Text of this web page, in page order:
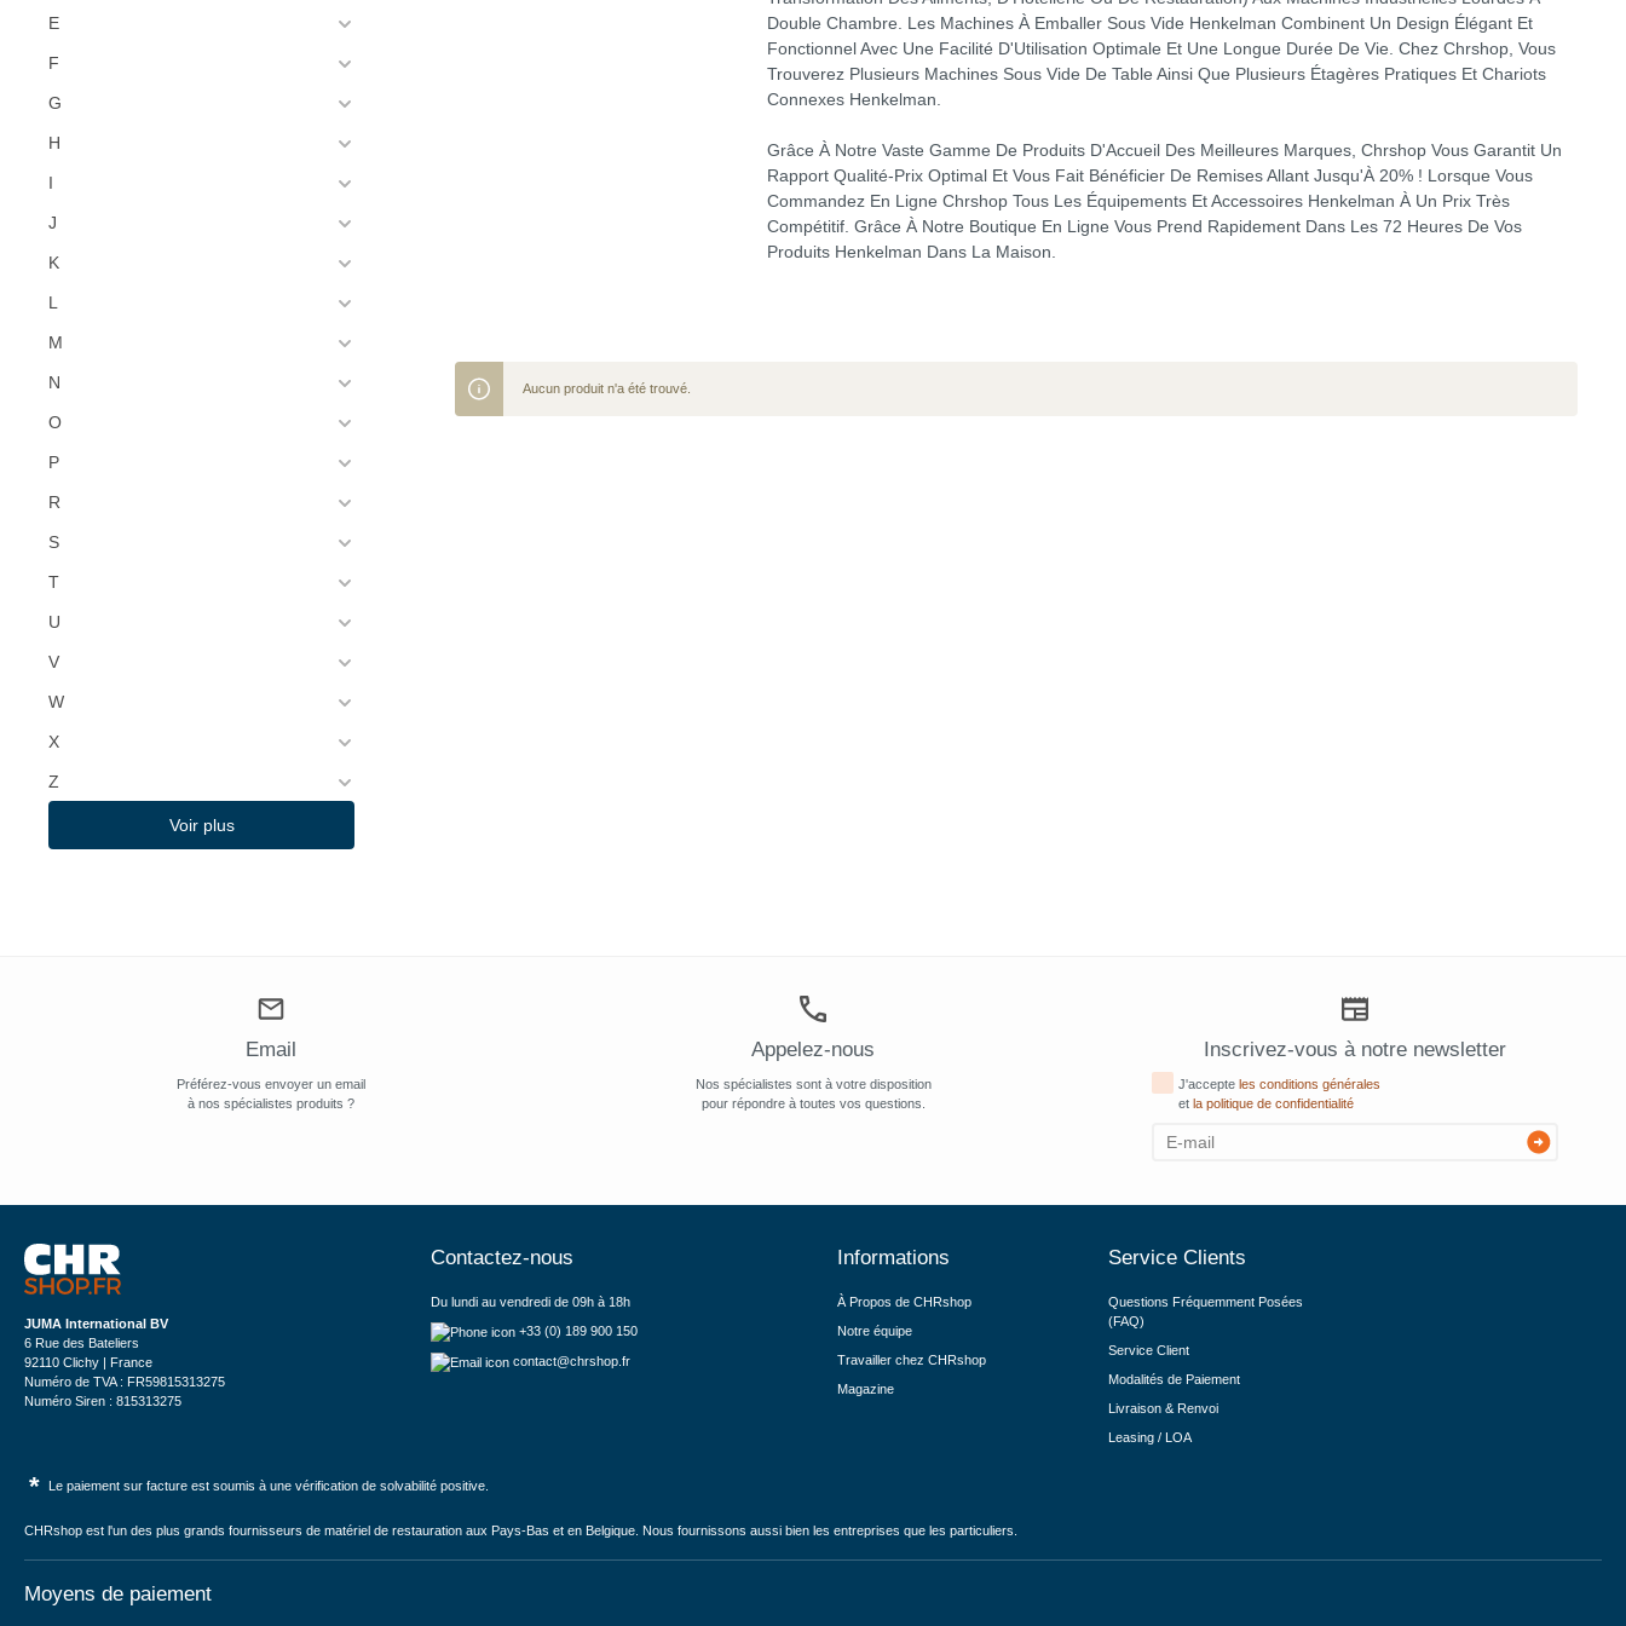
E
F
G
H
I
J
K
L
M
N
O
P
R
S
T
U
V
W
X
Z
Voir plus
Double Chambre. Les Machines À Emballer Sous Vide Henkelman Combinent Un Design Élégant Et
Fonctionnel Avec Une Facilité D'Utilisation Optimale Et Une Longue Durée De Vie. Chez Chrshop, Vous
Trouverez Plusieurs Machines Sous Vide De Table Ainsi Que Plusieurs Étagères Pratiques Et Chariots
Connexes Henkelman.
Grâce À Notre Vaste Gamme De Produits D'Accueil Des Meilleures Marques, Chrshop Vous Garantit Un
Rapport Qualité-Prix Optimal Et Vous Fait Bénéficier De Remises Allant Jusqu'À 20% ! Lorsque Vous
Commandez En Ligne Chrshop Tous Les Équipements Et Accessoires Henkelman À Un Prix Très
Compétitif. Grâce À Notre Boutique En Ligne Vous Prend Rapidement Dans Les 72 Heures De Vos
Produits Henkelman Dans La Maison.
Aucun produit n'a été trouvé.
Email
Préférez-vous envoyer un email
à nos spécialistes produits ?
Appelez-nous
Nos spécialistes sont à votre disposition
pour répondre à toutes vos questions.
Inscrivez-vous à notre newsletter
J'accepteles conditions générales
etla politique de confidentialité
JUMA International BV
6 Rue des Bateliers
92110 Clichy | France
Numéro de TVA : FR59815313275
Numéro Siren : 815313275
Contactez-nous
Du lundi au vendredi de 09h à 18h
+33 (0) 189 900 150
contact@chrshop.fr
Informations
À Propos de CHRshop
Notre équipe
Travailler chez CHRshop
Magazine
Service Clients
Questions Fréquemment Posées
(FAQ)
Service Client
Modalités de Paiement
Livraison & Renvoi
Leasing / LOA
* Le paiement sur facture est soumis à une vérification de solvabilité positive.
CHRshop est l'un des plus grands fournisseurs de matériel de restauration aux Pays-Bas et en Belgique. Nous fournissons aussi bien les entreprises que les particuliers.
Moyens de paiement